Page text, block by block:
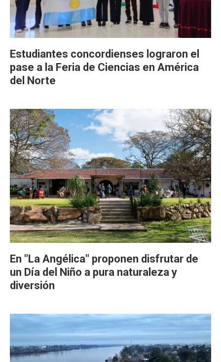
Estudiantes concordienses lograron el
pase a la Feria de Ciencias en América
del Norte
En "La Angélica" proponen disfrutar de
un Día del Niño a pura naturaleza y
diversión